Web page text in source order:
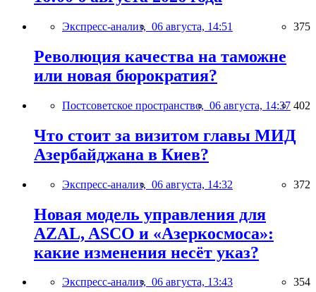
Экспресс-анализ, 06 августа, 14:51 375
Революция качества на таможне
или новая бюрократия?
Постсоветское пространство, 06 августа, 14:37 402
Что стоит за визитом главы МИД
Азербайджана в Киев?
Экспресс-анализ, 06 августа, 14:32 372
Новая модель управления для
AZAL, ASCO и «Азеркосмоса»:
какие изменения несёт указ?
Экспресс-анализ, 06 августа, 13:43 354